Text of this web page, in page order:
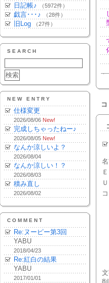
日記帳♪ （5972件）
戯言･･･♪ （28件）
旧Log （27件）
SEARCH
NEW ENTRY
仕様変更
2026/08/06 New!
完成しちゃったねー♪
2026/08/05 New!
なんか涼しいよ？
2026/08/04
なんか涼しい！？
2026/08/03
積み直し
2026/08/02
COMMENT
Re:ヌーピー第3回
YABU
2018/04/23
Re:紅白の結果
YABU
2017/01/01